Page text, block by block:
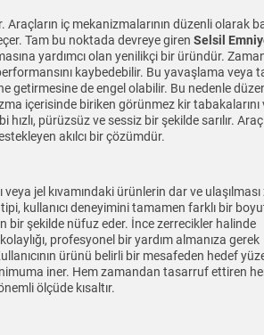
iç mekanizmalarının düzenli olarak
Tam bu noktada devreye giren Selsil
yardımcı olan yenilikçi bir üründür.
kaybedebilir. Bu yavaşlama veya
getirmesine de engel olabilir. Bu nedenle
içerisinde biriken görünmez kir tabakalarını
pürüzsüz ve sessiz bir şekilde sarılır.
akılcı bir çözümdür.
jel kıvamındaki ürünlerin dar ve ulaşılması
kullanıcı deneyimini tamamen farklı bir
bir şekilde nüfuz eder. İnce zerrecikler halinde
profesyonel bir yardım almanıza gerek
ürünü belirli bir mesafeden hedef
iner. Hem zamandan tasarruf ettiren
ölçüde kısaltır.